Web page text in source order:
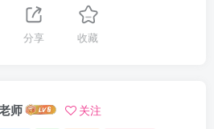
分享 收藏
师 关注